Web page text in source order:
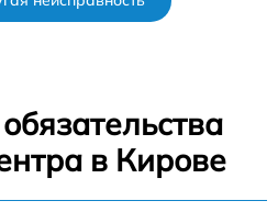
в Кирове